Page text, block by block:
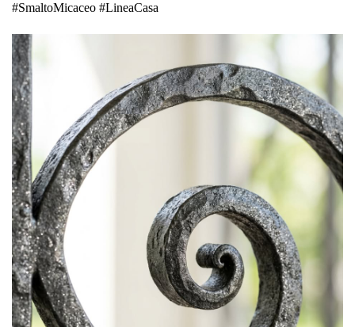
#SmaltoMicaceo #LineaCasa